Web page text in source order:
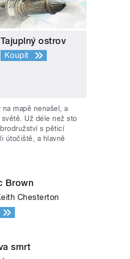
Tajuplný ostrov
Koupit
mapě nenašel, a
Už déle než sto
s pěticí
útočiště, a hlavně
Brown
Chesterton
smrt